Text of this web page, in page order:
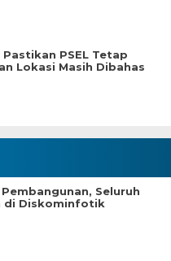
PSEL Tetap
Lokasi Masih Dibahas
Seluruh
di Diskominfotik